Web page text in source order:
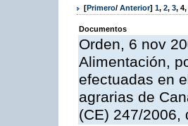
[Primero/ Anterior] 1, 2, 3, 4,
Documentos
Orden, 6 nov
Alimentación,
efectuadas en
agrarias de
(CE) 247/2006,